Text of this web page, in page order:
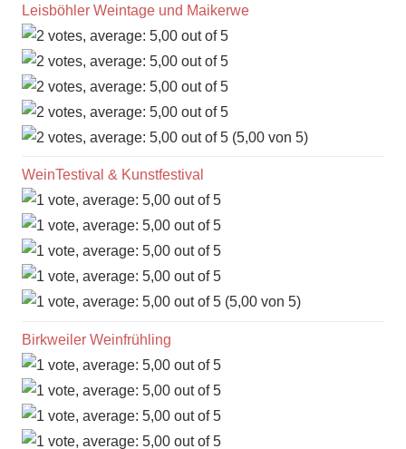
Leisböhler Weintage und Maikerwe
(5,00 von 5)
WeinTestival & Kunstfestival
(5,00 von 5)
Birkweiler Weinfrühling